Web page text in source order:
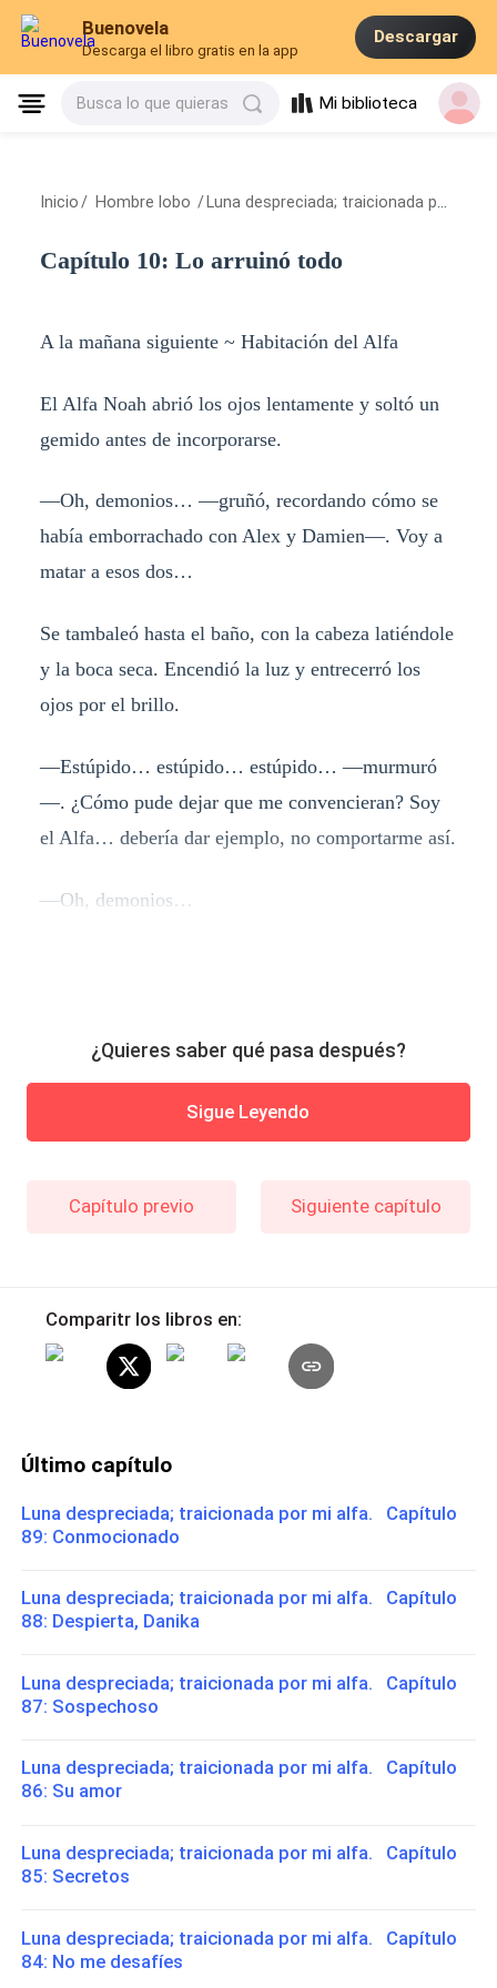
Buenovela
Descarga el libro gratis en la app
Descargar
Busca lo que quieras Mi biblioteca
Inicio / Hombre lobo / Luna despreciada; traicionada por mi alfa.
Capítulo 10: Lo arruinó todo
A la mañana siguiente ~ Habitación del Alfa
El Alfa Noah abrió los ojos lentamente y soltó un
gemido antes de incorporarse.
—Oh, demonios… —gruñó, recordando cómo se
había emborrachado con Alex y Damien—. Voy a
matar a esos dos…
Se tambaleó hasta el baño, con la cabeza latiéndole
y la boca seca. Encendió la luz y entrecerró los
ojos por el brillo.
—Estúpido… estúpido… estúpido… —murmuró
—. ¿Cómo pude dejar que me convencieran? Soy
el Alfa… debería dar ejemplo, no comportarme así.
—Oh, demonios…
¿Quieres saber qué pasa después?
Sigue Leyendo
Capítulo previo Siguiente capítulo
Comparitr los libros en:
Último capítulo
Luna despreciada; traicionada por mi alfa. Capítulo
89: Conmocionado
Luna despreciada; traicionada por mi alfa. Capítulo
88: Despierta, Danika
Luna despreciada; traicionada por mi alfa. Capítulo
87: Sospechoso
Luna despreciada; traicionada por mi alfa. Capítulo
86: Su amor
Luna despreciada; traicionada por mi alfa. Capítulo
85: Secretos
Luna despreciada; traicionada por mi alfa. Capítulo
84: No me desafíes